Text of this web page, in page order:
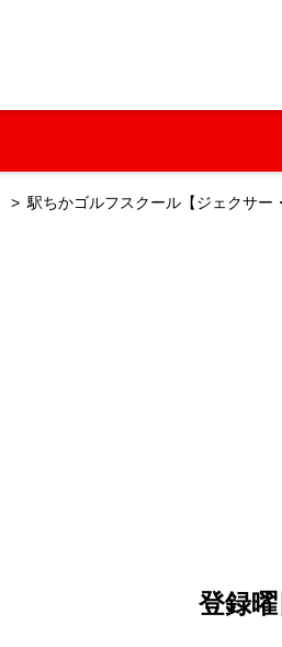
駅ちかゴルフスクール【ジェクサー
登録